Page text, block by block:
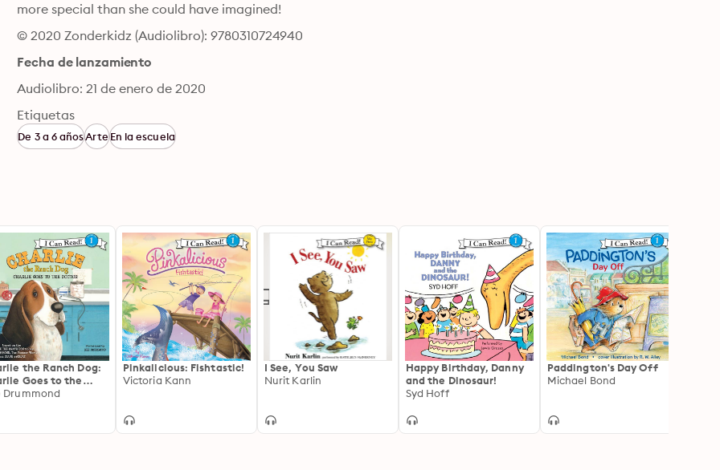
more special than she could have imagined!
© 2020 Zonderkidz (Audiolibro): 9780310724940
Fecha de lanzamiento
Audiolibro: 21 de enero de 2020
Etiquetas
De 3 a 6 añosArteEn la escuela
the Ranch Dog:
Goes to the
Drummond
Pinkalicious: Fishtastic!
Victoria Kann
I See, You Saw
Nurit Karlin
Happy Birthday, Danny
and the Dinosaur!
Syd Hoff
Paddington's Day Off
Michael Bond